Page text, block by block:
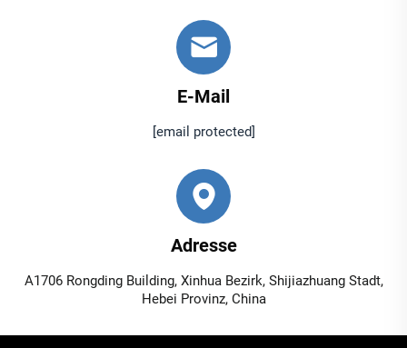
E-Mail
[email protected]
Adresse
A1706 Rongding Building, Xinhua Bezirk, Shijiazhuang Stadt,
Hebei Provinz, China